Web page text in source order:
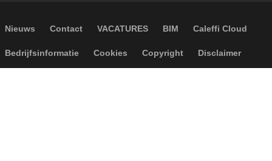
Footer secondary navigation
Nieuws Contact VACATURES BIM Caleffi Cloud
Footer menu
Bedrijfsinformatie Cookies Copyright Disclaimer